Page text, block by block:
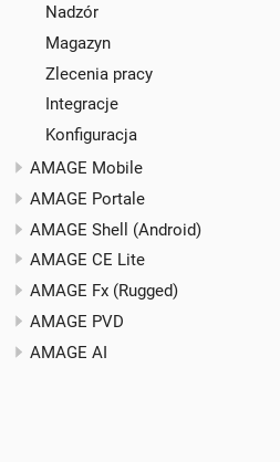
Nadzór
Magazyn
Zlecenia pracy
Integracje
Konfiguracja
AMAGE Mobile
AMAGE Portale
AMAGE Shell (Android)
AMAGE CE Lite
AMAGE Fx (Rugged)
AMAGE PVD
AMAGE AI